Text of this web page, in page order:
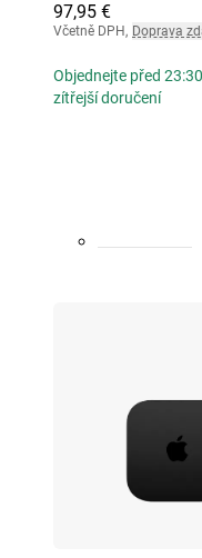
97,95 €
Včetně DPH, Doprava
Objednejte před
zítřejší doručení